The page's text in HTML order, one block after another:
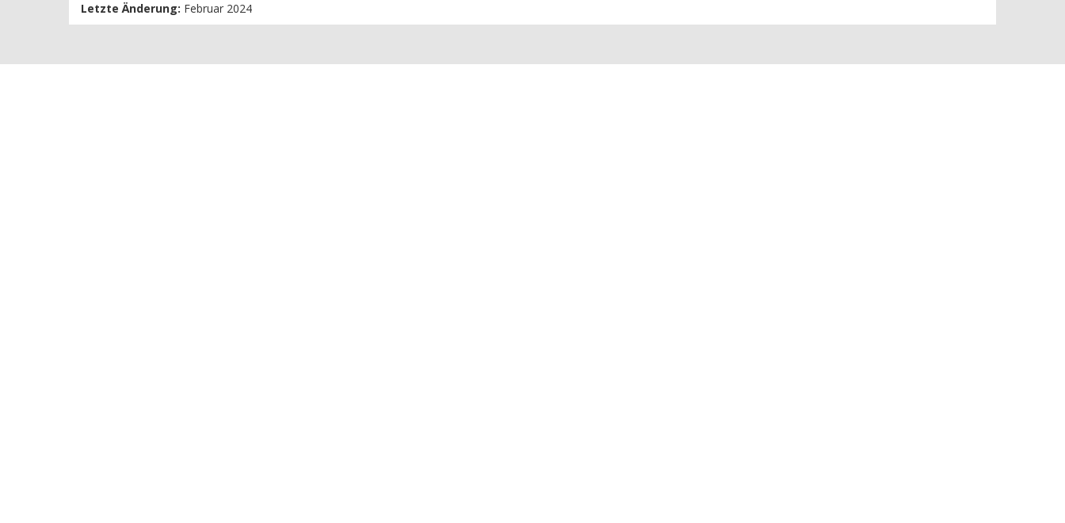
Letzte Änderung: Februar 2024